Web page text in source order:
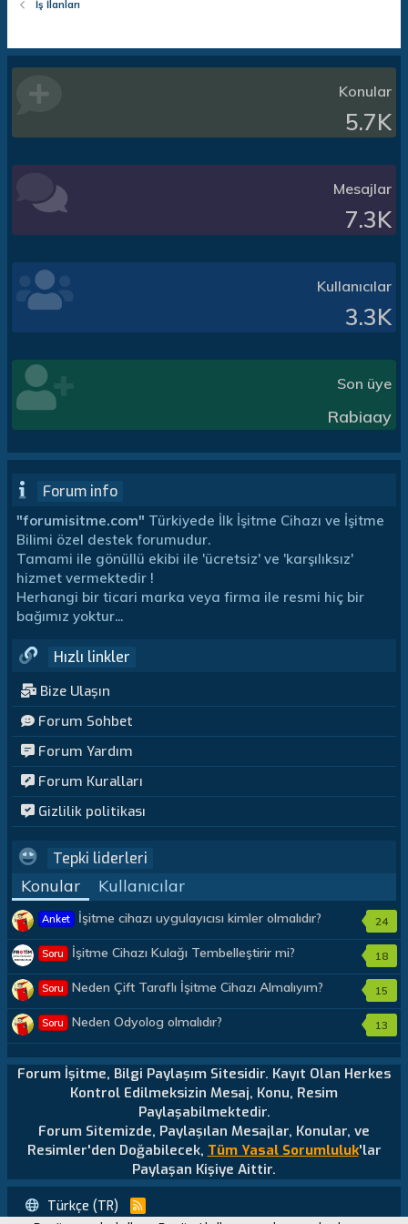
İş İlanları
Konular
5.7K
Mesajlar
7.3K
Kullanıcılar
3.3K
Son üye
Rabiaay
Forum info
"forumisitme.com" Türkiyede İlk İşitme Cihazı ve İşitme
Bilimi özel destek forumudur.
Tamami ile gönüllü ekibi ile 'ücretsiz' ve 'karşılıksız'
hizmet vermektedir !
Herhangi bir ticari marka veya firma ile resmi hiç bir
bağımız yoktur...
Hızlı linkler
Bize Ulaşın
Forum Sohbet
Forum Yardım
Forum Kuralları
Gizlilik politikası
Tepki liderleri
Konular Kullanıcılar
Anket İşitme cihazı uygulayıcısı kimler olmalıdır? 24
Soru İşitme Cihazı Kulağı Tembelleştirir mi? 18
Soru Neden Çift Taraflı İşitme Cihazı Almalıyım? 15
Soru Neden Odyolog olmalıdır? 13
Forum İşitme, Bilgi Paylaşım Sitesidir. Kayıt Olan Herkes
Kontrol Edilmeksizin Mesaj, Konu, Resim
Paylaşabilmektedir.
Forum Sitemizde, Paylaşılan Mesajlar, Konular, ve
Resimler'den Doğabilecek, Tüm Yasal Sorumluluk'lar
Paylaşan Kişiye Aittir.
Türkçe (TR)
R
S